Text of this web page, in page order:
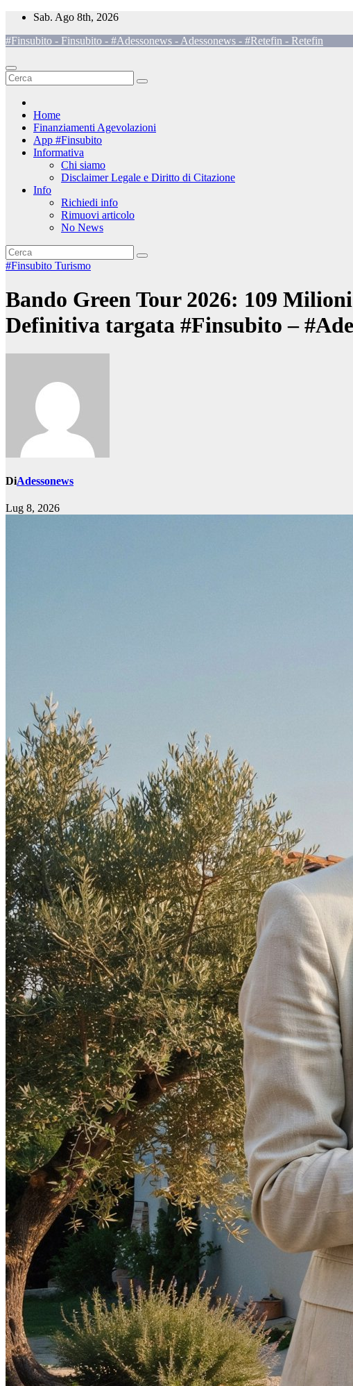
Salta
contenuto
Sab. Ago 8th, 2026
#Finsubito - Finsubito - #Adessonews - Adessonews - #Retefin - Retefin
Home
Finanziamenti Agevolazioni
App #Finsubito
Informativa
Chi siamo
Disclaimer Legale e Diritto di Citazione
Info
Richiedi info
Rimuovi articolo
No News
#Finsubito Turismo
Bando Green Tour 2026: 109
Definitiva targata #Finsubito –
DiAdessonews
Lug 8, 2026